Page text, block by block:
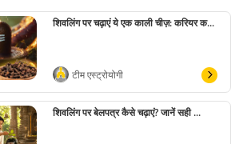
शिवलिंग पर चढ़ाएं ये एक काली चीज़: करियर क...
टीम एस्ट्रोयोगी
शिवलिंग पर बेलपत्र कैसे चढ़ाएं? जानें सही ...